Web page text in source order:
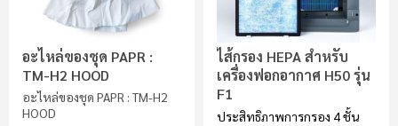
อะไหล่ของชุด PAPR :
TM-H2 HOOD
อะไหล่ของชุด PAPR : TM-H2
HOOD
ไส้กรอง HEPA สำหรับ
เครื่องฟอกอากาศ H50 รุ่น
F1
ประสิทธิภาพการกรอง 4 ชั้น